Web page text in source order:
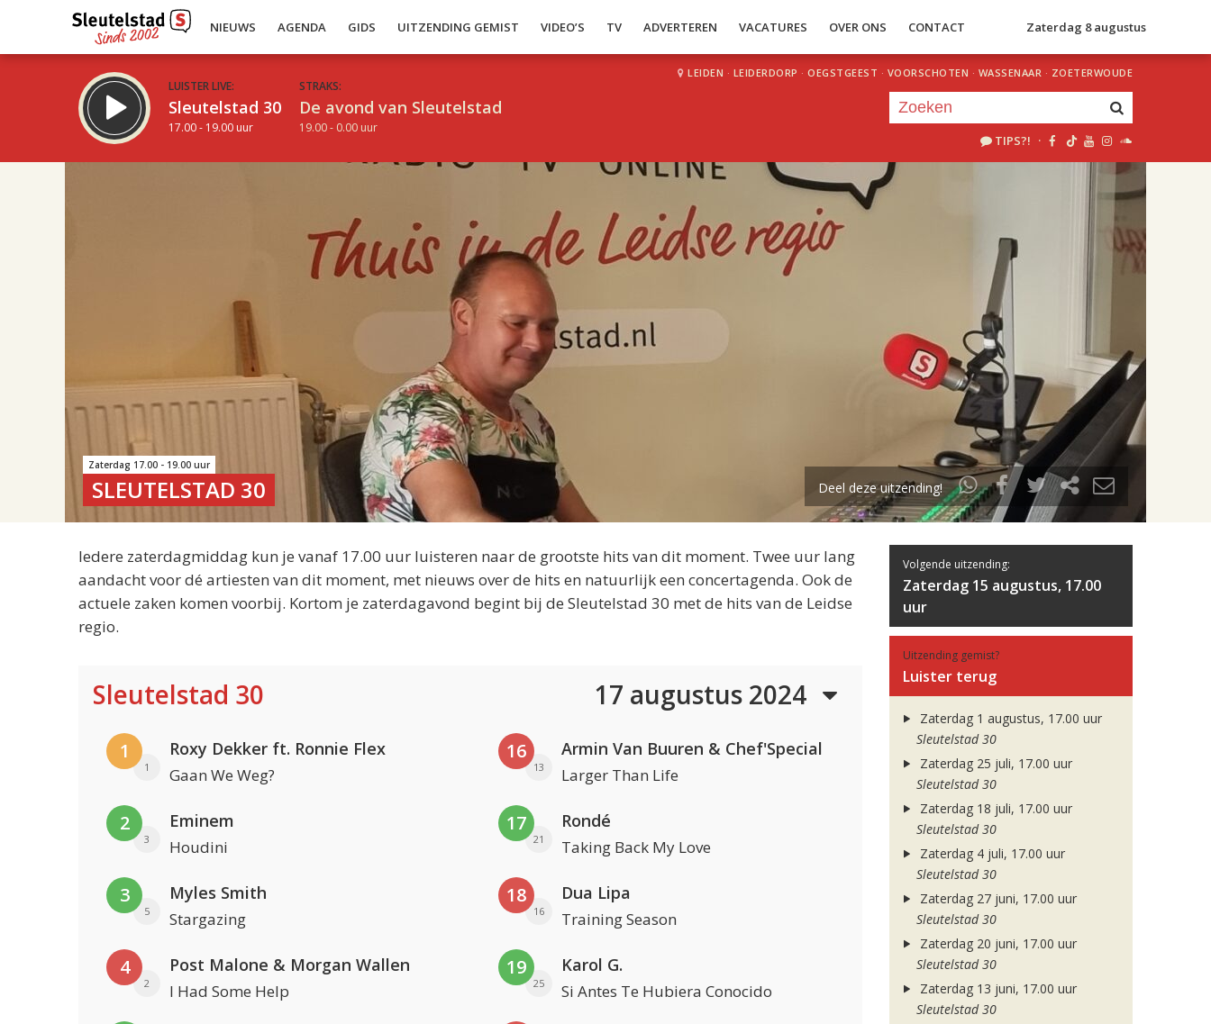
NIEUWS AGENDA GIDS UITZENDING GEMIST VIDEO’S TV ADVERTEREN VACATURES OVER ONS CONTACT Zaterdag 8 augustus
LUISTER LIVE:
Sleutelstad 30
17.00 - 19.00 uur
STRAKS:
De avond van Sleutelstad
19.00 - 0.00 uur
LEIDEN · LEIDERDORP · OEGSTGEEST · VOORSCHOTEN · WASSENAAR · ZOETERWOUDE
TIPS?! ·
uur 1 van 2
Volgend uur
Zaterdag 17.00 - 19.00 uur
SLEUTELSTAD 30 Deel deze uitzending!
Iedere zaterdagmiddag kun je vanaf 17.00 uur luisteren naar de grootste hits van dit moment. Twee uur lang
aandacht voor dé artiesten van dit moment, met nieuws over de hits en natuurlijk een concertagenda. Ook de
actuele zaken komen voorbij. Kortom je zaterdagavond begint bij de Sleutelstad 30 met de hits van de Leidse
regio.
Sleutelstad 30 17 augustus 2024
1
1
Roxy Dekker ft. Ronnie Flex
Gaan We Weg?
2
3
Eminem
Houdini
3
5
Myles Smith
Stargazing
4
2
Post Malone & Morgan Wallen
I Had Some Help
16
13
Armin Van Buuren & Chef'Special
Larger Than Life
17
21
Rondé
Taking Back My Love
18
16
Dua Lipa
Training Season
19
25
Karol G.
Si Antes Te Hubiera Conocido
Volgende uitzending:
Zaterdag 15 augustus, 17.00
uur
Uitzending gemist?
Luister terug
Zaterdag 1 augustus, 17.00 uur
Sleutelstad 30
Zaterdag 25 juli, 17.00 uur
Sleutelstad 30
Zaterdag 18 juli, 17.00 uur
Sleutelstad 30
Zaterdag 4 juli, 17.00 uur
Sleutelstad 30
Zaterdag 27 juni, 17.00 uur
Sleutelstad 30
Zaterdag 20 juni, 17.00 uur
Sleutelstad 30
Zaterdag 13 juni, 17.00 uur
Sleutelstad 30